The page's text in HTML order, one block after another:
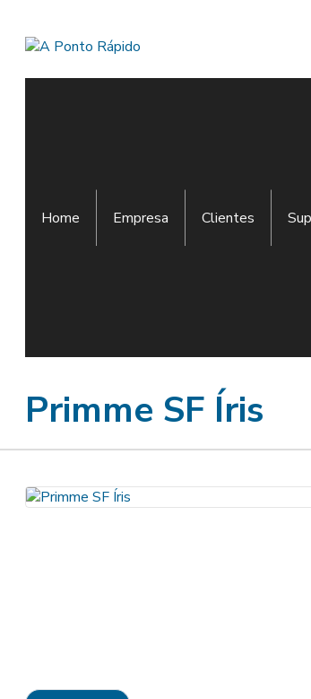
Home Empresa Clientes
Primme SF Íris